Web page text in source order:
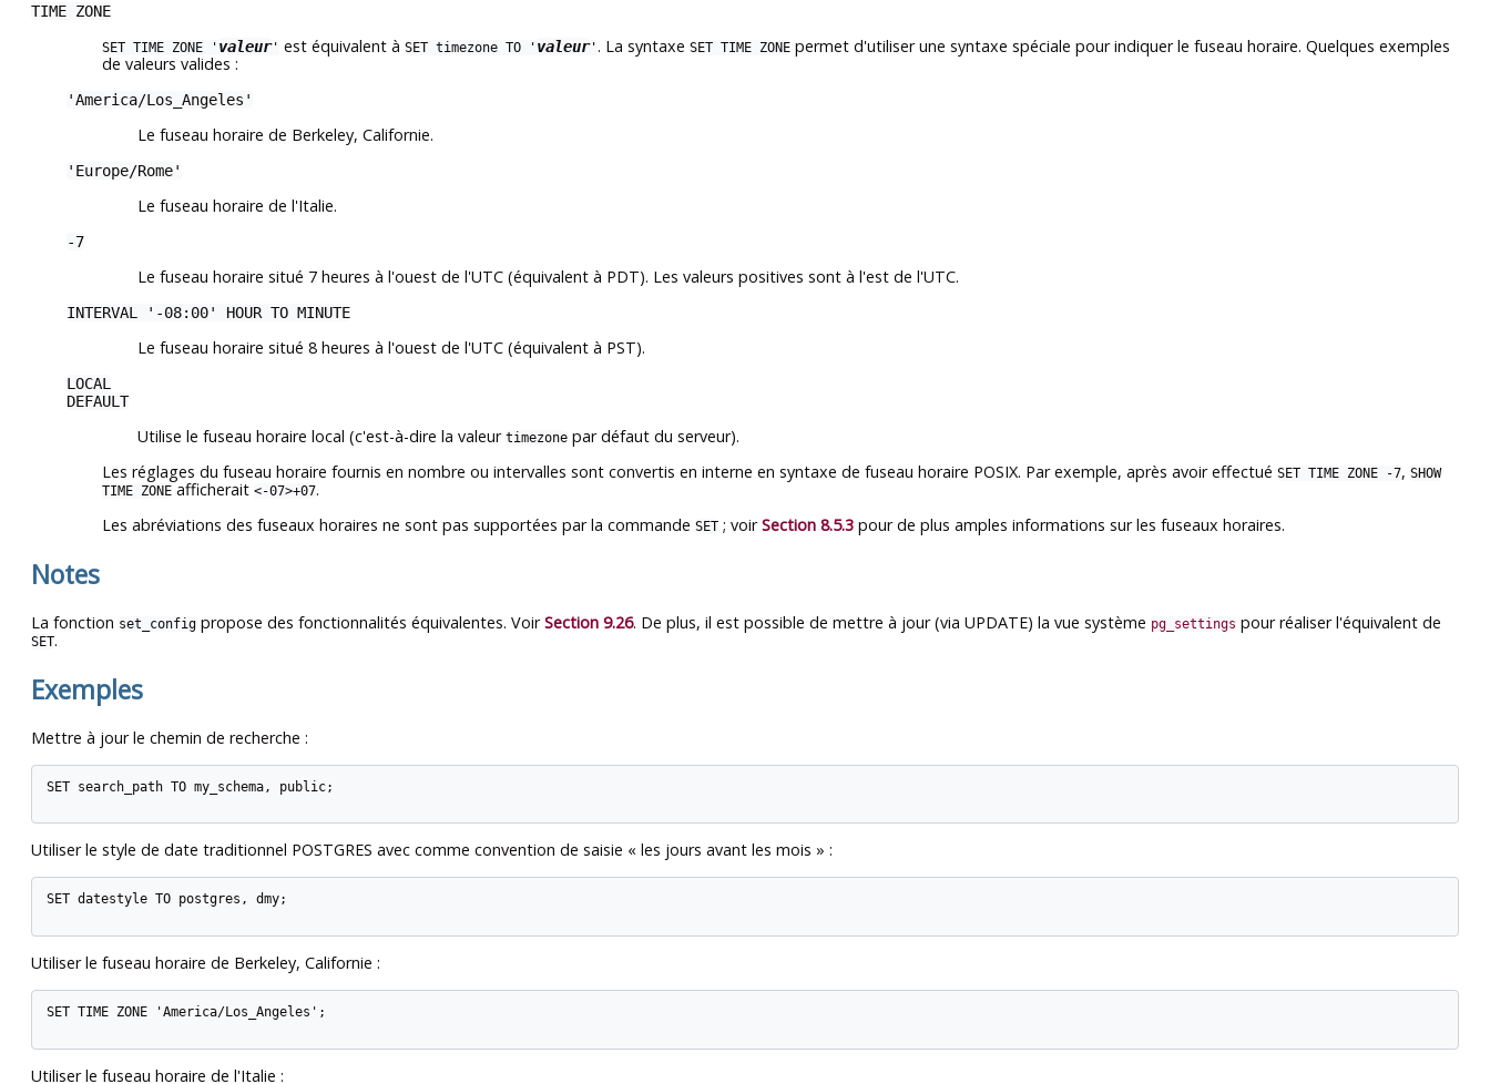
TIME ZONE
SET TIME ZONE ' valeur' est équivalent à SET timezone TO ' valeur' . La syntaxe SET TIME ZONE permet d'utiliser une syntaxe spéciale pour indiquer le fuseau horaire. Quelques exemples
de valeurs valides :
'America/Los_Angeles'
Le fuseau horaire de Berkeley, Californie.
'Europe/Rome'
Le fuseau horaire de l'Italie.
-7
Le fuseau horaire situé 7 heures à l'ouest de l'UTC (équivalent à PDT). Les valeurs positives sont à l'est de l'UTC.
INTERVAL '-08:00' HOUR TO MINUTE
Le fuseau horaire situé 8 heures à l'ouest de l'UTC (équivalent à PST).
LOCAL
DEFAULT
Utilise le fuseau horaire local (c'est-à-dire la valeur timezone par défaut du serveur).
Les réglages du fuseau horaire fournis en nombre ou intervalles sont convertis en interne en syntaxe de fuseau horaire POSIX. Par exemple, après avoir effectué SET TIME ZONE -7, SHOW
TIME ZONEafficherait <-07>+07.
Les abréviations des fuseaux horaires ne sont pas supportées par la commande SET ; voirSection 8.5.3 pour de plus amples informations sur les fuseaux horaires.
Notes
La fonction set_config propose des fonctionnalités équivalentes. VoirSection 9.26. De plus, il est possible de mettre à jour (via UPDATE) la vue système pg_settings pour réaliser l'équivalent de
SET.
Exemples
Mettre à jour le chemin de recherche :
SET search_path TO my_schema, public;
Utiliser le style de date traditionnel POSTGRES avec comme convention de saisie « les jours avant les mois » :
SET datestyle TO postgres, dmy;
Utiliser le fuseau horaire de Berkeley, Californie :
SET TIME ZONE 'America/Los_Angeles';
Utiliser le fuseau horaire de l'Italie :